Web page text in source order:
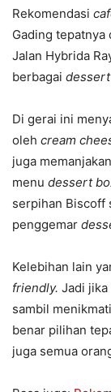
Rekomendasi
Gading tepatnya
Jalan Hybrida
berbagai dessert
Di gerai ini
oleh cream
juga
menu dessert
serpihan Biscoff
penggemar
Kelebihan lain
friendly. Jadi jika
sambil
benar pilihan
juga semua